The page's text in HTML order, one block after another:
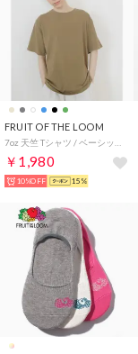
FRUIT OF THE LOOM
￥1,980
10%OFF 15%